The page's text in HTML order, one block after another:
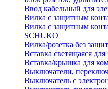
Ввод кабельный для
Вилка с защитным
Вилка с защитным
SCHUKO
Вилка/розетка без
Вставка светящаяся
Вставка/крышка для
Выключатели,
Выключатель с